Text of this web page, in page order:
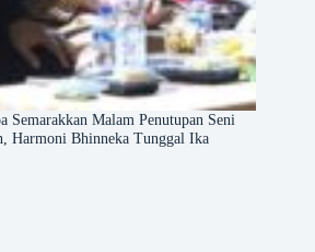
Semarakkan Malam Penutupan Seni
Harmoni Bhinneka Tunggal Ika